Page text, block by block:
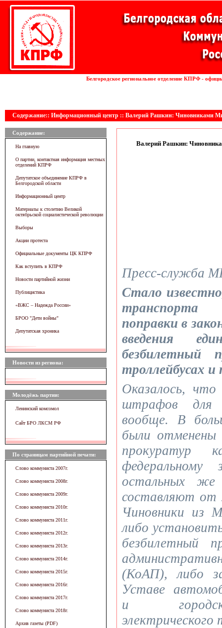
Белгородское региональное отделение КПРФ -
Содержание:: Информационный центр :: Валерий Рашкин: Чиновниками
Содержание:
На главную
О партии, контактная информация местных
отделений КПРФ
Депутатское объединение КПРФ в
Белгородской области
Информационный центр
Материалы к столетию Великой
октябрьской социалистической революции
Выборы
Акции протеста
Официальные документы ЦК КПРФ
Как вступить в КПРФ
Новости партийной жизни
Публицистика
«ВЖC – Надежда России»
БРОО "Дети войны"
Депутатская хроника
Новости из региона:
Молодёжь партии:
Ленинский комсомол
Сайт БРО ЛКСМ РФ
По страницам партийной печати:
Слово коммуниста 2007г.
Слово коммуниста 2008г.
Слово коммуниста 2009г.
Слово коммуниста 2010г.
Слово коммуниста 2011г.
Слово коммуниста 2012г.
Слово коммуниста 2013г.
Слово коммуниста 2014г.
Слово коммуниста 2015г.
Слово коммуниста 2016г.
Слово коммуниста 2017г.
Слово коммуниста 2018г.
Архив газеты (PDF)
Валерий Рашкин:
Пресс-служба
Стало
поправки в
введения
безбилетный
троллейбусах
Оказалось,
штрафов для
вообще. В
были
прокуратур
федеральному
остальных
составляют от
Чиновники из
либо
безбилетный
(КоАП), либо
Уставе
и